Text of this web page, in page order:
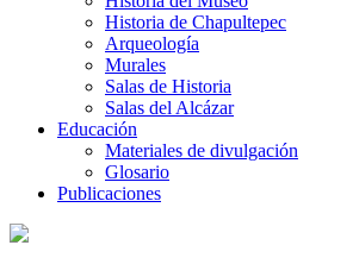
Historia de Chapultepec
Arqueología
Murales
Salas de Historia
Salas del Alcázar
Educación
Materiales de divulgación
Glosario
Publicaciones